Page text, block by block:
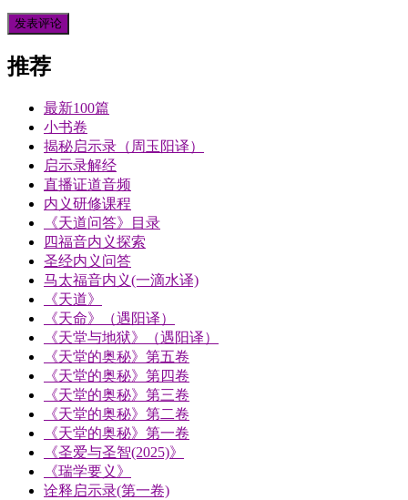
推荐
最新100篇
小书卷
揭秘启示录（周玉阳译）
启示录解经
直播证道音频
内义研修课程
《天道问答》目录
四福音内义探索
圣经内义问答
马太福音内义(一滴水译)
《天道》
《天命》（遇阳译）
《天堂与地狱》（遇阳译）
《天堂的奥秘》第五卷
《天堂的奥秘》第四卷
《天堂的奥秘》第三卷
《天堂的奥秘》第二卷
《天堂的奥秘》第一卷
《圣爱与圣智(2025)》
《瑞学要义》
诠释启示录(第一卷)